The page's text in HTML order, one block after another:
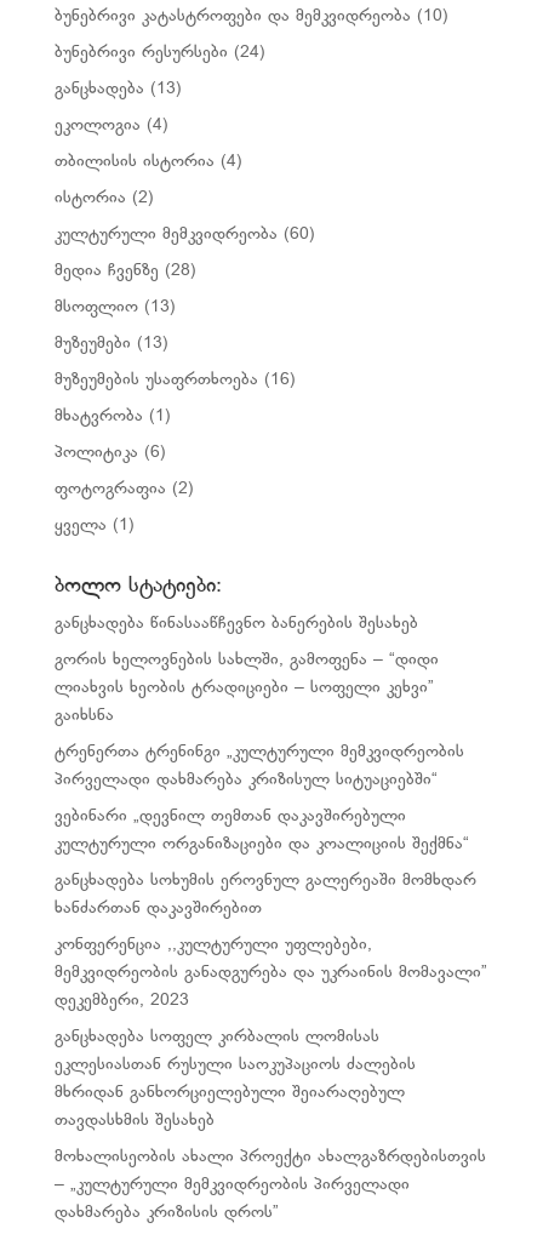
ბუნებრივი კატასტროფები და მემკვიდრეობა (10)
ბუნებრივი რესურსები (24)
განცხადება (13)
ეკოლოგია (4)
თბილისის ისტორია (4)
ისტორია (2)
კულტურული მემკვიდრეობა (60)
მედია ჩვენზე (28)
მსოფლიო(13)
მუზეუმები (13)
მუზეუმების უსაფრთხოება (16)
მხატვრობა (1)
პოლიტიკა (6)
ფოტოგრაფია (2)
ყველა (1)
ბოლო სტატიები:
განცხადება წინასააწჩევნო ბანერების შესახებ
გორის ხელოვნების სახლში, გამოფენა – “დიდი
ლიახვის ხეობის ტრადიციები – სოფელი კეხვი”
გაიხსნა
ტრენერთა ტრენინგი „კულტურული მემკვიდრეობის
პირველადი დახმარება კრიზისულ სიტუაციებში“
ვებინარი „დევნილ თემთან დაკავშირებული
კულტურული ორგანიზაციები და კოალიციის შექმნა“
განცხადება სოხუმის ეროვნულ გალერეაში მომხდარ
ხანძართან დაკავშირებით
კონფერენცია ,,კულტურული უფლებები,
მემკვიდრეობის განადგურება და უკრაინის მომავალი”
დეკემბერი, 2023
განცხადება სოფელ კირბალის ლომისას
ეკლესიასთან რუსული საოკუპაციოს ძალების
მხრიდან განხორციელებული შეიარაღებულ
თავდასხმის შესახებ
მოხალისეობის ახალი პროექტი ახალგაზრდებისთვის
– „კულტურული მემკვიდრეობის პირველადი
დახმარება კრიზისის დროს”